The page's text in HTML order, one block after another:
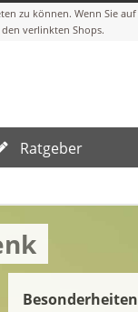
Ratgeber
Besonderheiten